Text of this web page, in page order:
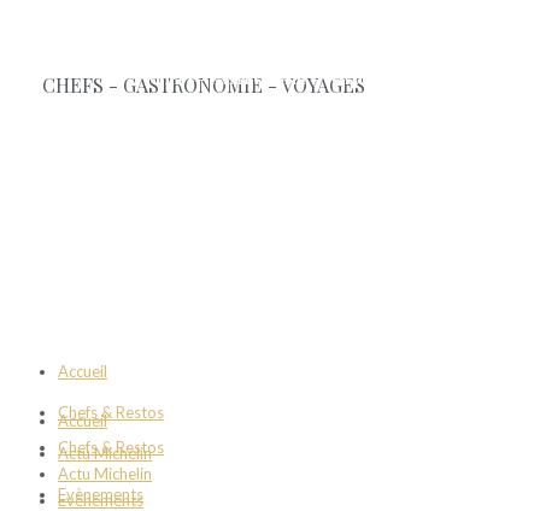
Accueil
Chefs & Restos
Actu Michelin
Evènements
Accueil
Chefs & Restos
Actu Michelin
Evènements